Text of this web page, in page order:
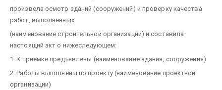
произвела осмотр зданий (сооружений) и проверку качества
работ, выполненных
(наименование строительной организации) и составила
настоящий акт о нижеследующем:
1. К приемке предъявлены (наименование здания, сооружения)
2. Работы выполнены по проекту(наименование проектной
организации)